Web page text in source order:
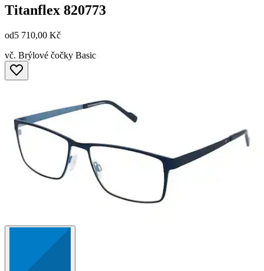
Titanflex 820773
od5 710,00 Kč
vč. Brýlové čočky Basic